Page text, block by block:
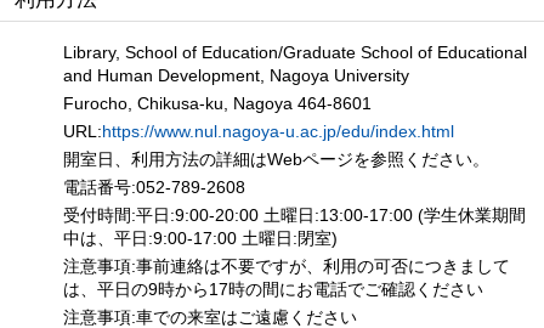
Library, School of Education/Graduate School of Educational
and Human Development, Nagoya University
Furocho, Chikusa-ku, Nagoya 464-8601
URL:https://www.nul.nagoya-u.ac.jp/edu/index.html
開室日、利用方法の詳細はWebページを参照ください。
電話番号:052-789-2608
受付時間:平日:9:00-20:00 土曜日:13:00-17:00 (学生休業期間
中は、平日:9:00-17:00 土曜日:閉室)
注意事項:事前連絡は不要ですが、利用の可否につきまして
は、平日の9時から17時の間にお電話でご確認ください
注意事項:車での来室はご遠慮ください